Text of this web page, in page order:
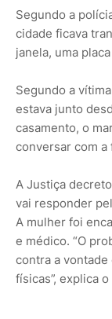
Segundo a
cidade ficava
janela, uma
Segundo a
estava junto
casamento, o
conversar com a
A Justiça
vai responder
A mulher foi
e médico. “O
contra a vontade
físicas”, explica